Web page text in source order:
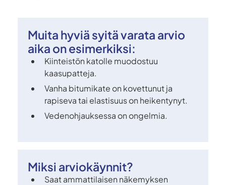
Muita hyviä syitä varata arvio
aika on esimerkiksi:
Kiinteistön katolle muodostuu
kaasupatteja.
Vanha bitumikate on kovettunut ja
rapiseva tai elastisuus on heikentynyt.
Vedenohjauksessa on ongelmia.
Miksi arviokäynnit?
Saat ammattilaisen näkemyksen